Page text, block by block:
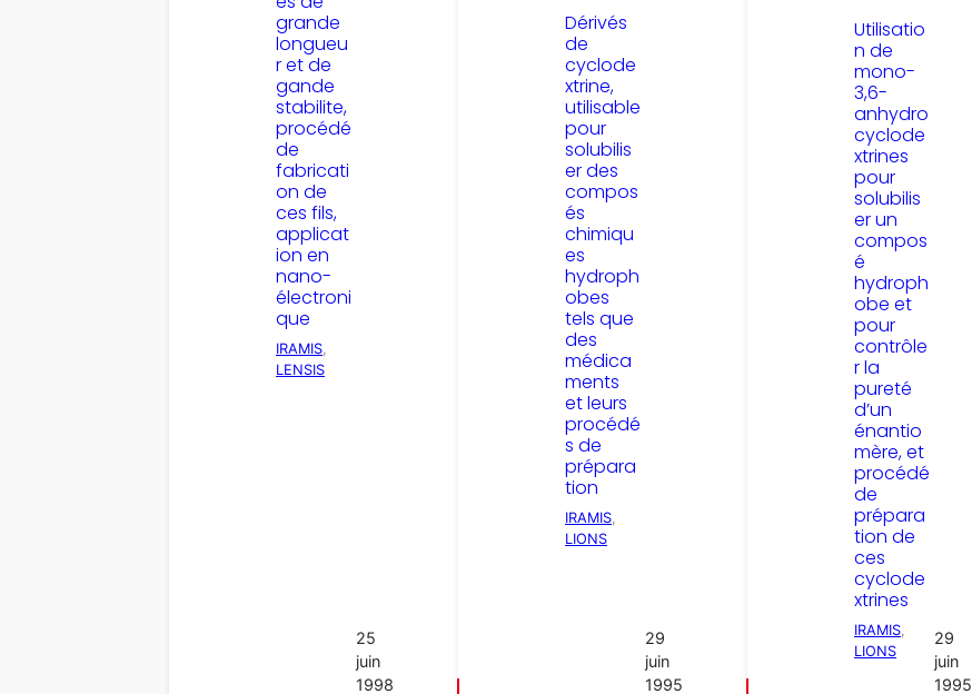
grande
longueu
r et de
gande
stabilite,
procédé
de
fabricati
on de
ces fils,
applicat
ion en
nano-
électroni
que
IRAMIS
LENSIS
25
juin
1998
Dérivés
de
cyclode
xtrine,
utilisable
pour
solubilis
er des
compos
és
chimiqu
es
hydroph
obes
tels que
des
médica
ments
et leurs
procédé
s de
prépara
tion
IRAMIS
LIONS
29
juin
1995
Utilisatio
n de
mono-
3,6-
anhydro
cyclode
xtrines
pour
solubilis
er un
compos
é
hydroph
obe et
pour
contrôle
r la
pureté
d’un
énantio
mère, et
procédé
de
prépara
tion de
ces
cyclode
xtrines
IRAMIS
LIONS
29
juin
1995